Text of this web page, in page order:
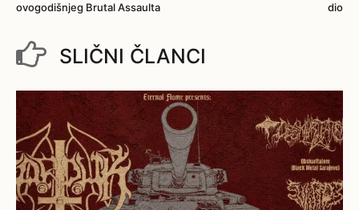
ovogodišnjeg Brutal Assaulta
dio
SLIČNI ČLANCI